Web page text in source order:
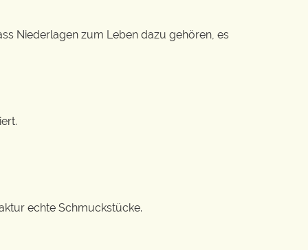
Niederlagen zum Leben dazu gehören, es
echte Schmuckstücke.